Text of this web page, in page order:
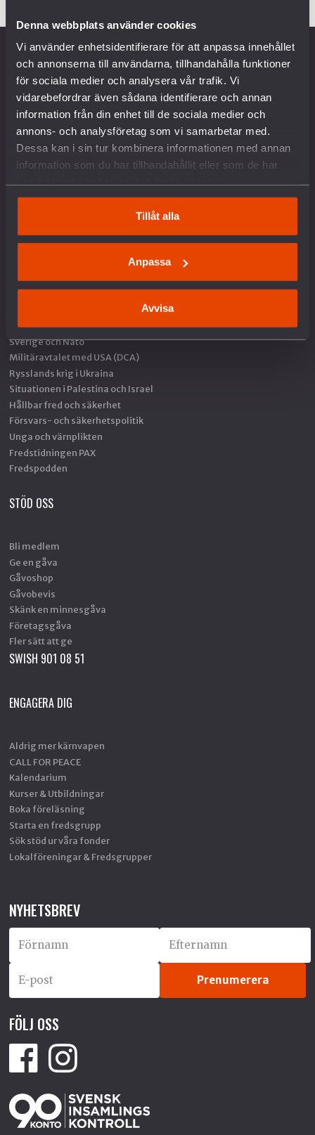
Denna webbplats använder cookies
Vi använder enhetsidentifierare för att anpassa innehållet
och annonserna till användarna, tillhandahålla funktioner
för sociala medier och analysera vår trafik. Vi
vidarebefordrar även sådana identifierare och annan
information från din enhet till de sociala medier och
annons- och analysföretag som vi samarbetar med.
Dessa kan i sin tur kombinera informationen med annan
information som du har tillhandahållit eller som de har
Tillåt alla
Anpassa
Avvisa
OM OSS
Vår historia
Vision & Uppdrag
Internationella nätverk
Föreningsinformation
Lediga tjänster
English
Kontakt
Om kakor
Nedrustning
Sverige och Nato
Militäravtalet med USA (DCA)
Rysslands krig i Ukraina
Situationen i Palestina och Israel
Hållbar fred och säkerhet
Försvars- och säkerhetspolitik
Unga och värnplikten
Fredstidningen PAX
Fredspodden
STÖD OSS
Bli medlem
Ge en gåva
Gåvoshop
Gåvobevis
Skänk en minnesgåva
Företagsgåva
Fler sätt att ge
SWISH 901 08 51
ENGAGERA DIG
Aldrig mer kärnvapen
CALL FOR PEACE
Kalendarium
Kurser & Utbildningar
Boka föreläsning
Starta en fredsgrupp
Sök stöd ur våra fonder
Lokalföreningar & Fredsgrupper
NYHETSBREV
FÖLJ OSS